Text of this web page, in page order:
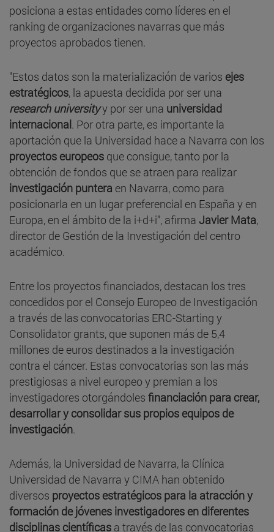
posiciona a estas entidades como líderes en el
ranking de organizaciones navarras que más
proyectos aprobados tienen.
"Estos datos son la materialización de varios ejes
estratégicos, la apuesta decidida por ser una
research universityy por ser una universidad
internacional. Por otra parte, es importante la
aportación que la Universidad hace a Navarra con los
proyectos europeos que consigue, tanto por la
obtención de fondos que se atraen para realizar
investigación puntera en Navarra, como para
posicionarla en un lugar preferencial en España y en
Europa, en el ámbito de la i+d+i”, afirma Javier Mata,
director de Gestión de la Investigación del centro
académico.
Entre los proyectos financiados, destacan los tres
concedidos por el Consejo Europeo de Investigación
a través de las convocatorias ERC-Starting y
Consolidator grants, que suponen más de 5,4
millones de euros destinados a la investigación
contra el cáncer. Estas convocatorias son las más
prestigiosas a nivel europeo y premian a los
investigadores otorgándoles financiación para crear,
desarrollar y consolidar sus propios equipos de
investigación.
Además, la Universidad de Navarra, la Clínica
Universidad de Navarra y CIMA han obtenido
diversos proyectos estratégicos para la atracción y
formación de jóvenes investigadores en diferentes
disciplinas científicas a través de las convocatorias